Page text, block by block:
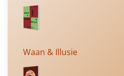
Waan & Illusie